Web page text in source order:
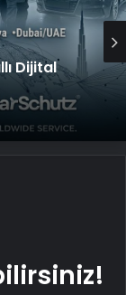
Dijital
Uygun